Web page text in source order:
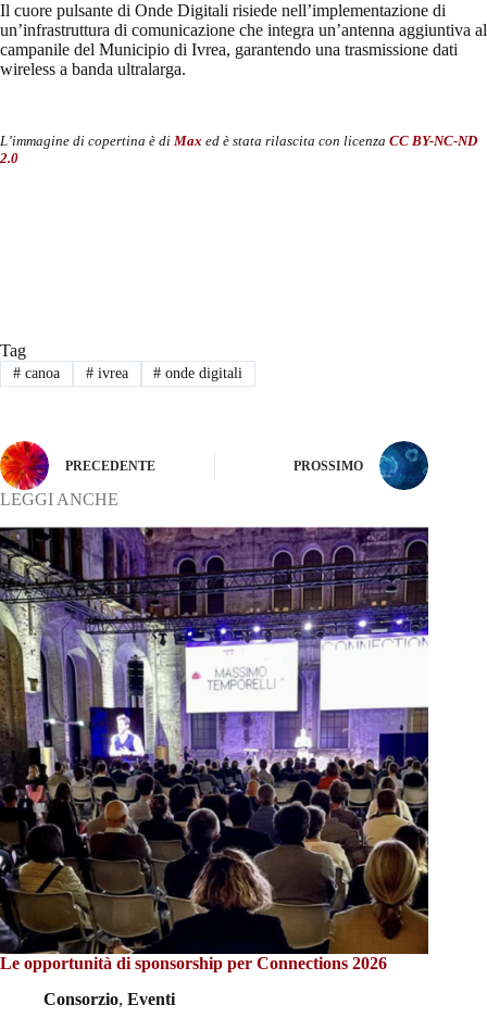
Il cuore pulsante di Onde Digitali risiede nell’implementazione di
un’infrastruttura di comunicazione che integra un’antenna aggiuntiva al
campanile del Municipio di Ivrea, garantendo una trasmissione dati
wireless a banda ultralarga.
L’immagine di copertina è di Max ed è stata rilascita con licenza CC BY-NC-ND
2.0
Tag
#canoa #ivrea # onde digitali
PRECEDENTE PROSSIMO
LEGGI ANCHE
Le opportunità di sponsorship per Connections 2026
Consorzio, Eventi